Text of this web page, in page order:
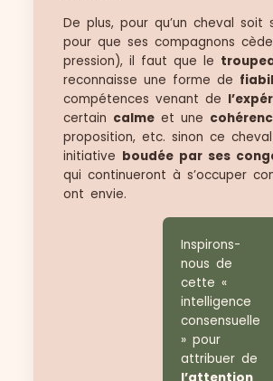
De plus, pour qu’un cheval soit
pour que ses compagnons
pression), il faut que le
reconnaisse une forme de
compétences venant de
certain calmeet une
proposition, etc. sinon ce
initiative boudée par ses
qui continueront à s’occuper
ont envie.
Inspirons-
nous de
cette «
intelligence
consensuelle
» pour
attribuer de
l’attention